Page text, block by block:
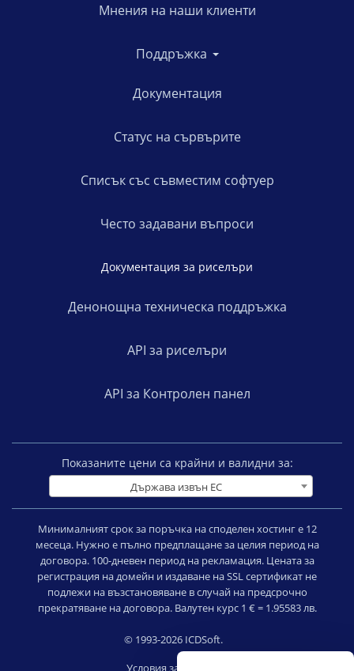
Мнения на наши клиенти
Поддръжка
Документация
Статус на сървърите
Списък със съвместим софтуер
Често задавани въпроси
Документация за риселъри
Денонощна техническа поддръжка
API за риселъри
API за Контролен панел
Показаните цени са крайни и валидни за:
Държава извън ЕС
Минималният срок за поръчка на споделен хостинг е 12
месеца. Нужно е пълно предплащане за целия период на
договора. 100-дневен период на рекламация. Цената за
регистрация на домейн и издаване на SSL сертификат не
подлежи на възстановяване в случай на предсрочно
прекратяване на договора. Валутен курс 1 € = 1.95583 лв.
© 1993-2026 ICDSoft.